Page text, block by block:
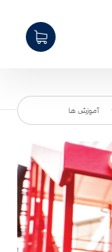
آموزش ها